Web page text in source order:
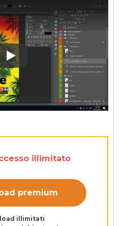
Play: Keynote (Google I/O
illimitato
premium
illimitati